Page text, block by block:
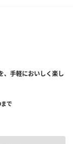
、手軽においしく楽し
で